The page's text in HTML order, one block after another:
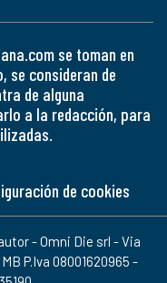
se toman en
se consideran de
de alguna
a la redacción, para
de cookies
- Omni Die srl - Via
P.Iva 08001620965 -